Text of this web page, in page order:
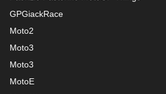
GPGiackRace
Moto2
Moto3
Moto3
MotoE